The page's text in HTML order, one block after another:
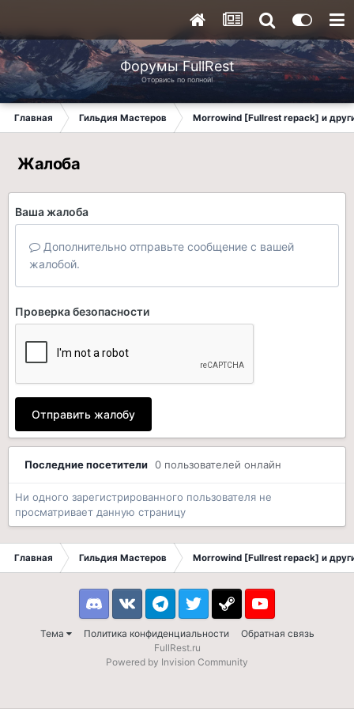
Форумы FullRest
Оторвись по полной!
Главная Гильдия Мастеров Morrowind [Fullrest repack] и
Жалоба
Ваша жалоба
Дополнительно отправьте сообщение с вашей
жалобой.
Проверка безопасности
Отправить жалобу
Последние посетители 0 пользователей онлайн
Ни одного зарегистрированного пользователя не
просматривает данную страницу
Главная Гильдия Мастеров Morrowind [Fullrest repack] и
Тема Политика конфиденциальности Обратная связь
DiscordVK TelegramTwitter Steam Youtube
FullRest.ru
Powered by Invision Community